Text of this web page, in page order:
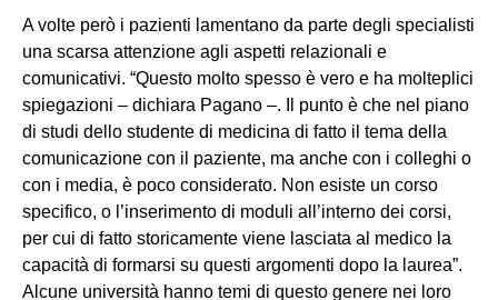
A volte però i pazienti lamentano da parte degli specialisti
una scarsa attenzione agli aspetti relazionali e
comunicativi. “Questo molto spesso è vero e ha molteplici
spiegazioni – dichiara Pagano –. Il punto è che nel piano
di studi dello studente di medicina di fatto il tema della
comunicazione con il paziente, ma anche con i colleghi o
con i media, è poco considerato. Non esiste un corso
specifico, o l’inserimento di moduli all’interno dei corsi,
per cui di fatto storicamente viene lasciata al medico la
capacità di formarsi su questi argomenti dopo la laurea”.
Alcune università hanno temi di questo genere nei loro